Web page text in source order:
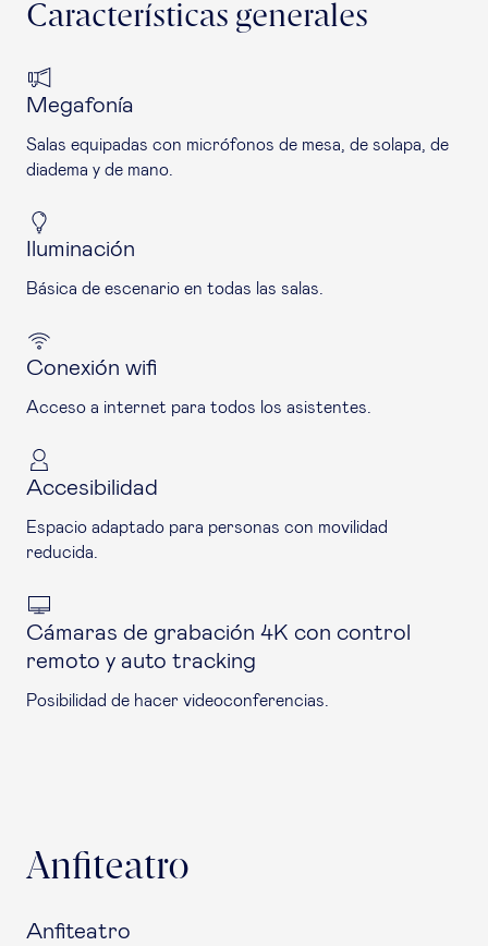
Características generales
Megafonía
Salas equipadas con micrófonos de mesa, de solapa, de
diadema y de mano.
Iluminación
Básica de escenario en todas las salas.
Conexión wifi
Acceso a internet para todos los asistentes.
Accesibilidad
Espacio adaptado para personas con movilidad
reducida.
Cámaras de grabación 4K con control
remoto y auto tracking
Posibilidad de hacer videoconferencias.
Anfiteatro
Anfiteatro